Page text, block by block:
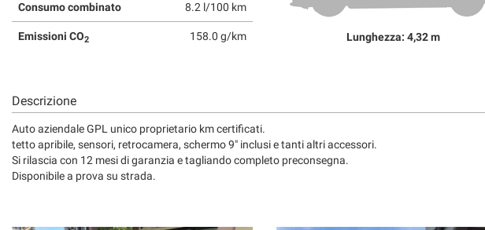
Consumo combinato 8.2 l/100 km
Emissioni CO2 158.0 g/km Lunghezza: 4,32 m
Descrizione
Auto aziendale GPL unico proprietario km certificati.
tetto apribile, sensori, retrocamera, schermo 9" inclusi e tanti altri accessori.
Si rilascia con 12 mesi di garanzia e tagliando completo preconsegna.
Disponibile a prova su strada.